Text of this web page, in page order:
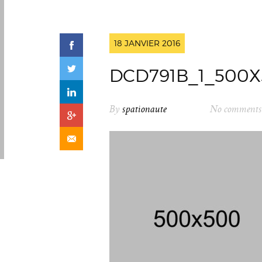
18 JANVIER 2016
By spationaute No comments